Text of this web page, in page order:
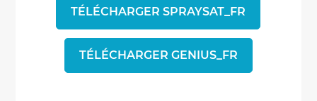
TÉLÉCHARGER SPRAYSAT_FR
TÉLÉCHARGER GENIUS_FR